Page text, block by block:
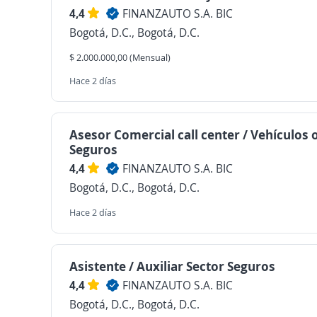
4,4
FINANZAUTO S.A. BIC
Bogotá, D.C., Bogotá, D.C.
$ 2.000.000,00 (Mensual)
Hace 2 días
Asesor Comercial call center / Vehículos
Seguros
4,4
FINANZAUTO S.A. BIC
Bogotá, D.C., Bogotá, D.C.
Hace 2 días
Asistente / Auxiliar Sector Seguros
4,4
FINANZAUTO S.A. BIC
Bogotá, D.C., Bogotá, D.C.